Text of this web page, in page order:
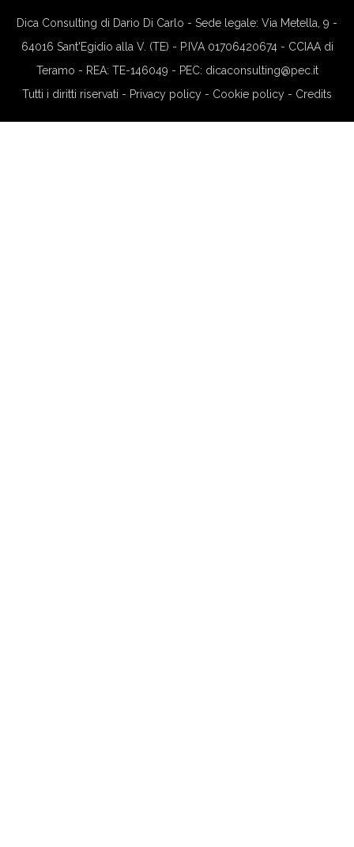
Dica Consulting di Dario Di Carlo - Sede legale: Via Metella, 9 -
64016 Sant'Egidio alla V. (TE) - P.IVA 01706420674 - CCIAA di
Teramo - REA: TE-146049 - PEC: dicaconsulting@pec.it
Tutti i diritti riservati - Privacy policy - Cookie policy - Credits